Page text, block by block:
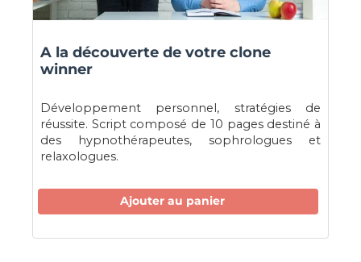
A la découverte de votre clone
winner
Développement personnel, stratégies de
réussite. Script composé de 10 pages destiné à
des hypnothérapeutes, sophrologues et
relaxologues.
Ajouter au panier